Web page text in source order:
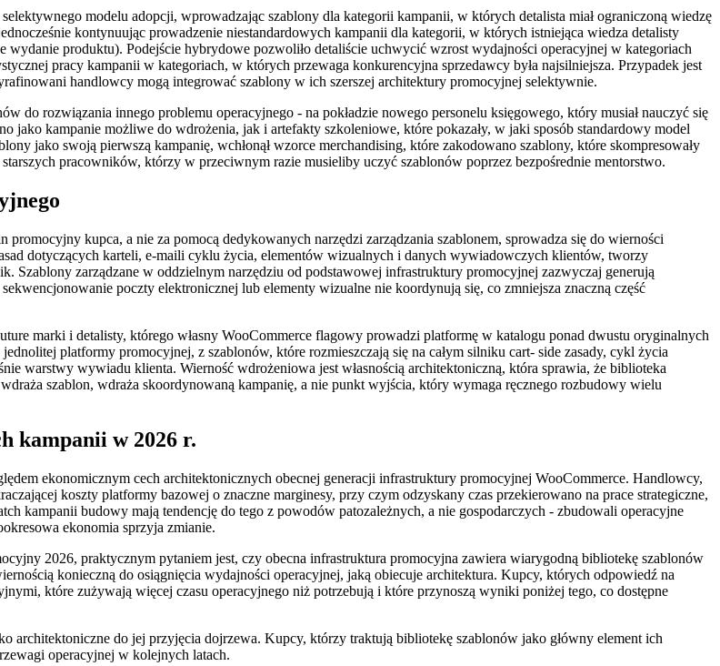
modelu adopcji, wprowadzając szablony dla kategorii kampanii, w których detalista miał ograniczoną wiedzę
kontynuując prowadzenie niestandardowych kampanii dla kategorii, w których istniejąca wiedza detalisty
wydanie produktu). Podejście hybrydowe pozwoliło detaliście uchwycić wzrost wydajności operacyjnej w kategoriach
pracy kampanii w kategoriach, w których przewaga konkurencyjna sprzedawcy była najsilniejsza. Przypadek jest
handlowcy mogą integrować szablony w ich szerszej architektury promocyjnej selektywnie.
do rozwiązania innego problemu operacyjnego - na pokładzie nowego personelu księgowego, który musiał nauczyć się
jako kampanie możliwe do wdrożenia, jak i artefakty szkoleniowe, które pokazały, w jaki sposób standardowy model
jako swoją pierwszą kampanię, wchłonął wzorce merchandising, które zakodowano szablony, które skompresowały
pracowników, którzy w przeciwnym razie musieliby uczyć szablonów poprzez bezpośrednie mentorstwo.
kupca, a nie za pomocą dedykowanych narzędzi zarządzania szablonem, sprowadza się do wierności
dotyczących karteli, e-maili cyklu życia, elementów wizualnych i danych wywiadowczych klientów, tworzy
zarządzane w oddzielnym narzędziu od podstawowej infrastruktury promocyjnej zazwyczaj generują
poczty elektronicznej lub elementy wizualne nie koordynują się, co zmniejsza znaczną część
marki i detalisty, którego własny WooCommerce flagowy prowadzi platformę w katalogu ponad dwustu oryginalnych
platformy promocyjnej, z szablonów, które rozmieszczają się na całym silniku cart- side zasady, cykl życia
warstwy wywiadu klienta. Wierność wdrożeniowa jest własnością architektoniczną, która sprawia, że biblioteka
szablon, wdraża skoordynowaną kampanię, a nie punkt wyjścia, który wymaga ręcznego rozbudowy wielu
kampanii w 2026 r.
ekonomicznym cech architektonicznych obecnej generacji infrastruktury promocyjnej WooCommerce. Handlowcy,
koszty platformy bazowej o znaczne marginesy, przy czym odzyskany czas przekierowano na prace strategiczne,
kampanii budowy mają tendencję do tego z powodów patozależnych, a nie gospodarczych - zbudowali operacyjne
ekonomia sprzyja zmianie.
2026, praktycznym pytaniem jest, czy obecna infrastruktura promocyjna zawiera wiarygodną bibliotekę szablonów
konieczną do osiągnięcia wydajności operacyjnej, jaką obiecuje architektura. Kupcy, których odpowiedź na
które zużywają więcej czasu operacyjnego niż potrzebują i które przynoszą wyniki poniżej tego, co dostępne
do jej przyjęcia dojrzewa. Kupcy, którzy traktują bibliotekę szablonów jako główny element ich
operacyjnej w kolejnych latach.